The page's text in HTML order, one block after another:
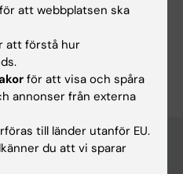
sjukdomar
att webbplatsen ska
att förstå hur
för att visa och spåra
annonser från externa
till länder utanför EU.
du att vi sparar